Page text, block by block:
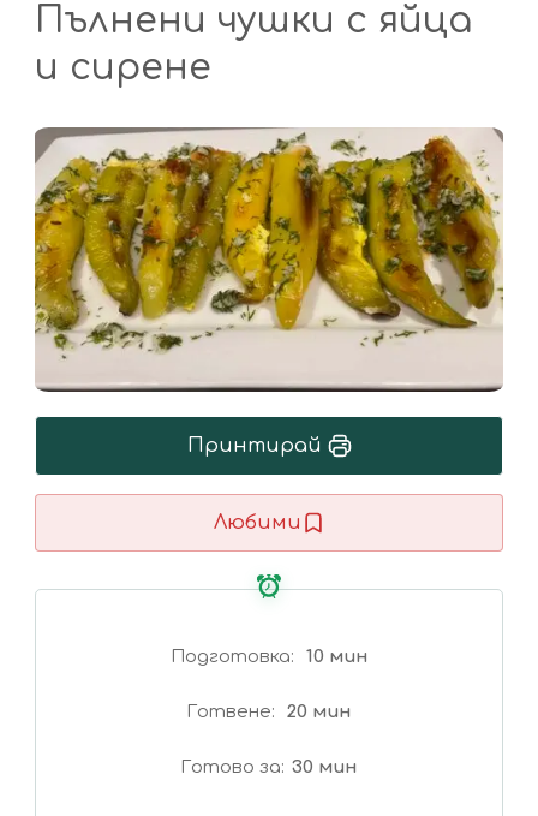
Пълнени чушки с яйца
и сирене
Принтирай
Любими
Подготовка 10 мин
Готвене 20 мин
Готово за 30 мин